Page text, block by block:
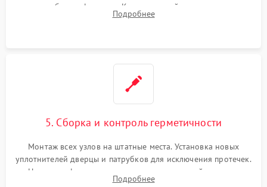
патрубках и фильтрах. Компонентный ремонт платы
управления, восстановление поврежденной проводки.
Подробнее
5. Сборка и контроль герметичности
Монтаж всех узлов на штатные места. Установка новых
уплотнителей дверцы и патрубков для исключения протечек.
Надежная фиксация хомутов гидравлической системы,
сборка корпуса и установка датчика поплавка.
Подробнее